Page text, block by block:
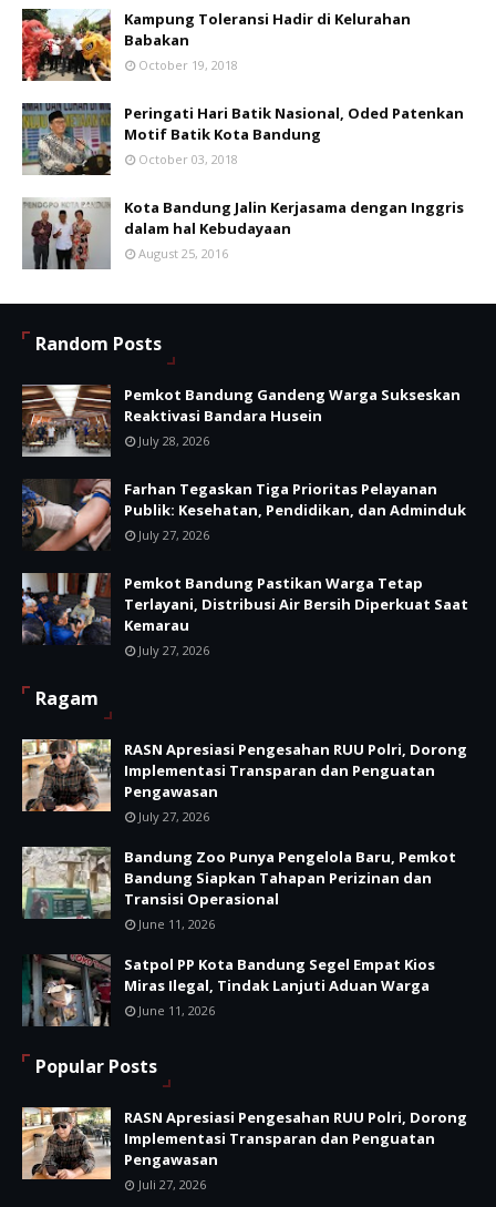
Kampung Toleransi Hadir di Kelurahan
Babakan
October 19, 2018
Peringati Hari Batik Nasional, Oded Patenkan
Motif Batik Kota Bandung
October 03, 2018
Kota Bandung Jalin Kerjasama dengan Inggris
dalam hal Kebudayaan
August 25, 2016
Random Posts
Pemkot Bandung Gandeng Warga Sukseskan
Reaktivasi Bandara Husein
July 28, 2026
Farhan Tegaskan Tiga Prioritas Pelayanan
Publik: Kesehatan, Pendidikan, dan Adminduk
July 27, 2026
Pemkot Bandung Pastikan Warga Tetap
Terlayani, Distribusi Air Bersih Diperkuat Saat
Kemarau
July 27, 2026
Ragam
RASN Apresiasi Pengesahan RUU Polri, Dorong
Implementasi Transparan dan Penguatan
Pengawasan
July 27, 2026
Bandung Zoo Punya Pengelola Baru, Pemkot
Bandung Siapkan Tahapan Perizinan dan
Transisi Operasional
June 11, 2026
Satpol PP Kota Bandung Segel Empat Kios
Miras Ilegal, Tindak Lanjuti Aduan Warga
June 11, 2026
Popular Posts
RASN Apresiasi Pengesahan RUU Polri, Dorong
Implementasi Transparan dan Penguatan
Pengawasan
Juli 27, 2026